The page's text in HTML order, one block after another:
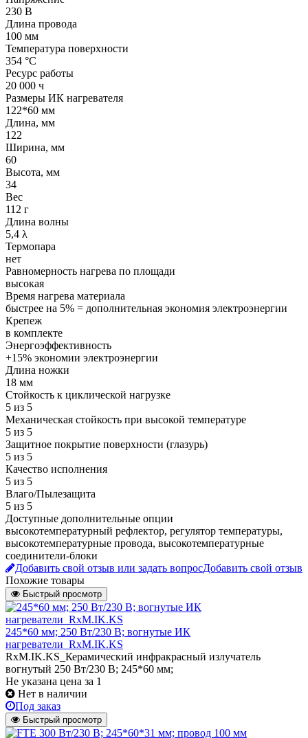
230 В
Длина провода
100 мм
Температура поверхности
354 °С
Ресурс работы
20 000 ч
Размеры ИК нагревателя
122*60 мм
Длина, мм
122
Ширина, мм
60
Высота, мм
34
Вес
112 г
Длина волны
5,4 λ
Термопара
нет
Равномерность нагрева по площади
высокая
Время нагрева материала
быстрее на 5% = дополнительная экономия электроэнергии
Крепеж
в комплекте
Энергоэффективность
+15% экономии электроэнергии
Длина ножки
18 мм
Стойкость к циклической нагрузке
5 из 5
Механическая стойкость при высокой температуре
5 из 5
Защитное покрытие поверхности (глазурь)
5 из 5
Качество исполнения
5 из 5
Влаго/Пылезащита
5 из 5
Доступные дополнительные опции
высокотемпературный рефлектор, регулятор температуры,
высокотемпературные провода, высокотемпературные
соединители-блоки
Добавить свой отзыв или задать вопросДобавить свой отзыв
Похожие товары
Быстрый просмотр
245*60 мм; 250 Вт/230 В; вогнутые ИК
нагреватели_RxM.IK.KS
RxM.IK.KS_Керамический инфракрасный излучатель
вогнутый 250 Вт/230 В; 245*60 мм;
Не указана цена за 1
Нет в наличии
Под заказ
Быстрый просмотр